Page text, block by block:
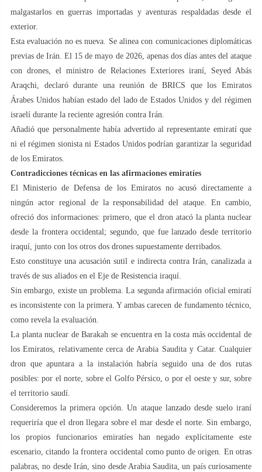
malgastarlos en guerras importadas y aventuras respaldadas desde el
exterior.
Esta evaluación no es nueva. Se alinea con comunicaciones diplomáticas
previas de Irán. El 15 de mayo de 2026, apenas dos días antes del ataque
con drones, el ministro de Relaciones Exteriores iraní, Seyed Abás
Araqchi, declaró durante una reunión de BRICS que los Emiratos
Árabes Unidos habían estado del lado de Estados Unidos y del régimen
israelí durante la reciente agresión contra Irán.
Añadió que personalmente había advertido al representante emiratí que
ni el régimen sionista ni Estados Unidos podrían garantizar la seguridad
de los Emiratos.
Contradicciones técnicas en las afirmaciones emiratíes
El Ministerio de Defensa de los Emiratos no acusó directamente a
ningún actor regional de la responsabilidad del ataque. En cambio,
ofreció dos informaciones: primero, que el dron atacó la planta nuclear
desde la frontera occidental; segundo, que fue lanzado desde territorio
iraquí, junto con los otros dos drones supuestamente derribados.
Esto constituye una acusación sutil e indirecta contra Irán, canalizada a
través de sus aliados en el Eje de Resistencia iraquí.
Sin embargo, existe un problema. La segunda afirmación oficial emiratí
es inconsistente con la primera. Y ambas carecen de fundamento técnico,
como revela la evaluación.
La planta nuclear de Barakah se encuentra en la costa más occidental de
los Emiratos, relativamente cerca de Arabia Saudita y Catar. Cualquier
dron que apuntara a la instalación habría seguido una de dos rutas
posibles: por el norte, sobre el Golfo Pérsico, o por el oeste y sur, sobre
el territorio saudí.
Consideremos la primera opción. Un ataque lanzado desde suelo iraní
requeriría que el dron llegara sobre el mar desde el norte. Sin embargo,
los propios funcionarios emiratíes han negado explícitamente este
escenario, citando la frontera occidental como punto de origen. En otras
palabras, no desde Irán, sino desde Arabia Saudita, un país curiosamente